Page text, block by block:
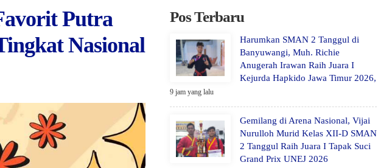
Putra
Nasional
Pos Terbaru
Harumkan SMAN 2 Tanggul di
Banyuwangi, Muh. Richie
Anugerah Irawan Raih Juara I
Kejurda Hapkido Jawa Timur 2026,
9 jam yang lalu
Gemilang di Arena Nasional, Vijai
Nurulloh Murid Kelas XII-D SMAN
2 Tanggul Raih Juara I Tapak Suci
Grand Prix UNEJ 2026